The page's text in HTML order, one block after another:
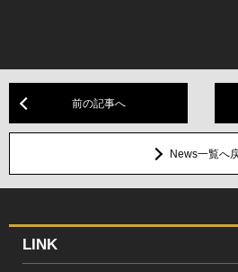
前の記事へ
News一覧へ
LINK